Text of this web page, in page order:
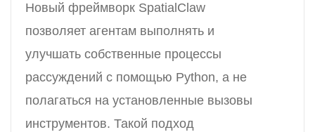
Новый фреймворк SpatialClaw
позволяет агентам выполнять и
улучшать собственные процессы
рассуждений с помощью Python, а не
полагаться на установленные вызовы
инструментов. Такой подход